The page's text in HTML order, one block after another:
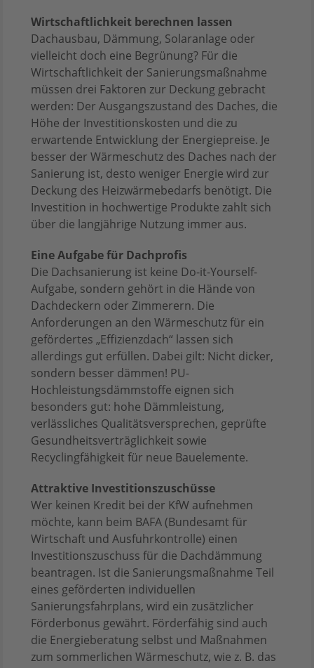
Wirtschaftlichkeit berechnen lassen
Dachausbau, Dämmung, Solaranlage oder
vielleicht doch eine Begrünung? Für die
Wirtschaftlichkeit der Sanierungsmaßnahme
müssen drei Faktoren zur Deckung gebracht
werden: Der Ausgangszustand des Daches, die
Höhe der Investitionskosten und die zu
erwartende Entwicklung der Energiepreise. Je
besser der Wärmeschutz des Daches nach der
Sanierung ist, desto weniger Energie wird zur
Deckung des Heizwärmebedarfs benötigt. Die
Investition in hochwertige Produkte zahlt sich
über die langjährige Nutzung immer aus.
Eine Aufgabe für Dachprofis
Die Dachsanierung ist keine Do-it-Yourself-
Aufgabe, sondern gehört in die Hände von
Dachdeckern oder Zimmerern. Die
Anforderungen an den Wärmeschutz für ein
gefördertes „Effizienzdach“ lassen sich
allerdings gut erfüllen. Dabei gilt: Nicht dicker,
sondern besser dämmen! PU-
Hochleistungsdämmstoffe eignen sich
besonders gut: hohe Dämmleistung,
verlässliches Qualitätsversprechen, geprüfte
Gesundheitsverträglichkeit sowie
Recyclingfähigkeit für neue Bauelemente.
Attraktive Investitionszuschüsse
Wer keinen Kredit bei der KfW aufnehmen
möchte, kann beim BAFA (Bundesamt für
Wirtschaft und Ausfuhrkontrolle) einen
Investitionszuschuss für die Dachdämmung
beantragen. Ist die Sanierungsmaßnahme Teil
eines geförderten individuellen
Sanierungsfahrplans, wird ein zusätzlicher
Förderbonus gewährt. Förderfähig sind auch
die Energieberatung selbst und Maßnahmen
zum sommerlichen Wärmeschutz, wie z. B. das